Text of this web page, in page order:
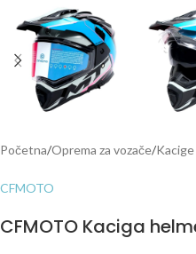
Početna/Oprema za vozače/Kacige
CFMOTO
CFMOTO Kaciga